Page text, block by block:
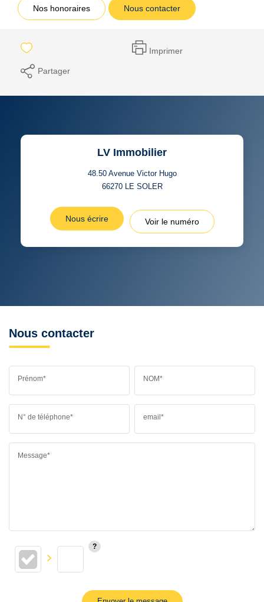
Nos honoraires Nous contacter
Imprimer
Partager
LV Immobilier
48.50 Avenue Victor Hugo
66270 LE SOLER
Nous écrire Voir le numéro
Nous contacter
Prénom* NOM*
N° de téléphone* email*
Message*